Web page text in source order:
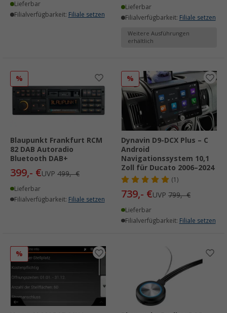
Lieferbar
Filialverfügbarkeit: Filiale setzen
Lieferbar
Filialverfügbarkeit: Filiale setzen
Weitere Ausführungen
erhältlich
%
Blaupunkt Frankfurt RCM
82 DAB Autoradio
Bluetooth DAB+
399,- €UVP 499,- €
Lieferbar
Filialverfügbarkeit: Filiale setzen
%
Dynavin D9-DCX Plus – C
Android
Navigationssystem 10,1
Zoll für Ducato 2006–2024
(1)
739,- €UVP 799,- €
Lieferbar
Filialverfügbarkeit: Filiale setzen
%